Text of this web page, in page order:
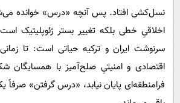
نسل‌کشی افتاد. پس آنچه «درس» خوانده
اخلاقیِ خطی بلکه تغییر بستر ژئوپلیتیک
سرنوشت ایران و ترکیه حیاتی است: تا
اقتصادی و امنیتیِ صلح‌آمیز با همسایگان
فرامنطقه‌ای پایان نیابد، «درس گرفتن» صرفاً